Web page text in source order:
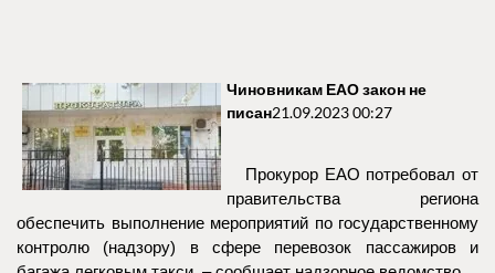
Чиновникам ЕАО закон не
писан21.09.2023 00:27
Прокурор ЕАО потребовал от
правительства региона
обеспечить выполнение мероприятий по государственному
контролю (надзору) в сфере перевозок пассажиров и